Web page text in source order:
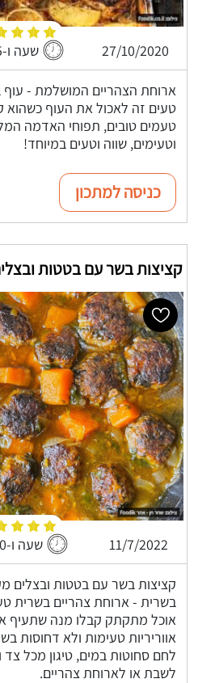
27/10/2020 שעה ו-55 דקות
ארוחת הצהריים המושלמת - עוף
טעים זה לאכול את העוף
טעמים טובים, תפוחי האדמה
וטעימים, שווה וטעים במיוחד!
כניסה למתכון
קציצות בשר עם בטטות
11/7/2022 שעה ו-40 דקות
קציצות בשר עם בטטות ובצלים
בשרית - ארוחת צהריים בשרית
אוכל מתקתק קבלו מנה שתעיף
אווריריות טעימות ולא דחוסות
לחם סחוטות במים, טיגון מכל צד
לשבת או לארוחת צהריים.